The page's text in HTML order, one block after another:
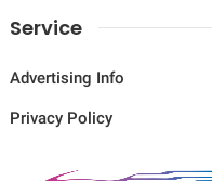
Service
Advertising Info
Privacy Policy